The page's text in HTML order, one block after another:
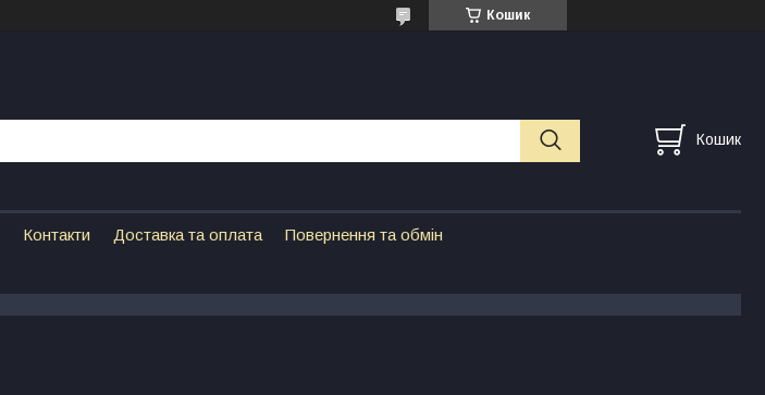
Кошик
Кошик
Контакти Доставка та оплата Повернення та обмін